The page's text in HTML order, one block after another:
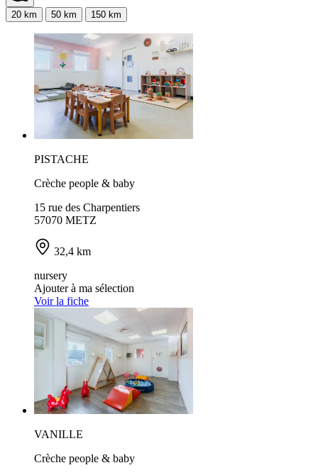
20 km 50 km 150 km
PISTACHE
Crèche people & baby
15 rue des Charpentiers
57070 METZ
32,4 km
nursery
Ajouter à ma sélection
Voir la fiche
VANILLE
Crèche people & baby